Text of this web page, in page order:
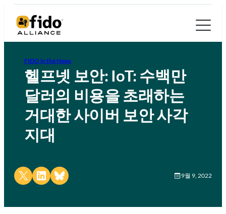
FIDO in the News
헬프넷 보안: IoT: 수백만
달러의 비용을 초래하는
거대한 사이버 보안 사각
지대
Share on X Share on LinkedIn
Share on Bluesky 9월 9, 2022